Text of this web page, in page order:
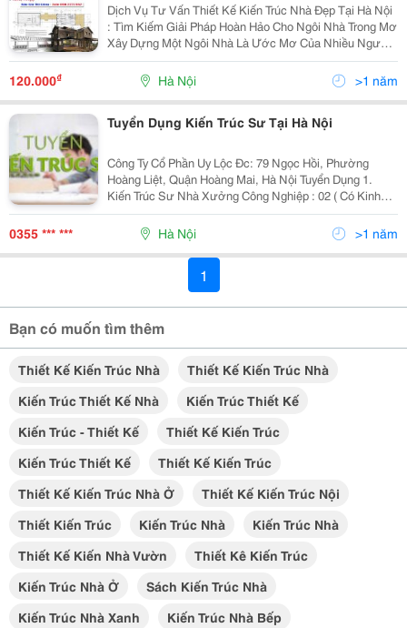
Dịch Vụ Tư Vấn Thiết Kế Kiến Trúc Nhà Đẹp Tại Hà Nội
: Tìm Kiếm Giải Pháp Hoàn Hảo Cho Ngôi Nhà Trong Mơ
Xây Dựng Một Ngôi Nhà Là Ước Mơ Của Nhiều Người.
Để Biến Ước Mơ Thành Hiện Thực, Bạn Cần Một Đơn
Vị Tư Vấn Thiết Kế Kiến Trúc Chuyên Nghiệp, Uy...
120.000₫ Hà Nội >1 năm
Tuyển Dụng Kiến Trúc Sư Tại Hà Nội
Công Ty Cổ Phần Uy Lộc Đc: 79 Ngọc Hồi, Phường
Hoàng Liệt, Quận Hoàng Mai, Hà Nội Tuyển Dụng 1.
Kiến Trúc Sư Nhà Xưởng Công Nghiệp : 02 ( Có Kinh
Nghiệm Về Thiết Kế Kiến Trúc Nhà Xưởng Công Nghiệp
) 2. Kiến Trúc Sư Dân Dụng : 02 ( Có Kinh Nghiệm...
0355 *** *** Hà Nội >1 năm
1
Bạn có muốn tìm thêm
Thiết Kế Kiến Trúc Nhà
Thiết Kế Kiến Trúc Nhà
Kiến Trúc Thiết Kế Nhà
Kiến Trúc Thiết Kế
Kiến Trúc - Thiết Kế
Thiết Kế Kiến Trúc
Kiến Trúc Thiết Kế
Thiết Kế Kiến Trúc
Thiết Kế Kiến Trúc Nhà Ở
Thiết Kế Kiến Trúc Nội
Thiết Kiến Trúc
Kiến Trúc Nhà
Kiến Trúc Nhà
Thiết Kế Kiến Nhà Vườn
Thiết Kê Kiến Trúc
Kiến Trúc Nhà Ở
Sách Kiến Trúc Nhà
Kiến Trúc Nhà Xanh
Kiến Trúc Nhà Bếp